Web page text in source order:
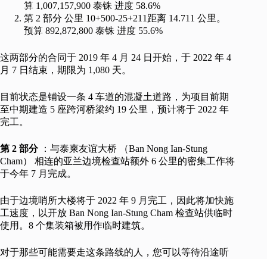
算 1,007,157,900 泰铢 进度 58.6%
第 2 部分 公里 10+500-25+211距离 14.711 公里。
预算 892,872,800 泰铢 进度 55.6%
这两部分的合同于 2019 年 4 月 24 日开始，于 2022 年 4
月 7 日结束，期限为 1,080 天。
目前状态是铺设一条 4 车道的混凝土道路，为项目前期
至中期建造 5 座跨河桥梁约 19 公里，预计将于 2022 年
完工。
第 2 部分 ：与泰柬友谊大桥 （Ban Nong Ian-Stung
Cham） 相连的亚兰边境检查站额外 6 公里的密集工作将
于今年 7 月完成。
由于边境哨所大楼将于 2022 年 9 月完工，因此将加快施
工速度，以开放 Ban Nong Ian-Stung Cham 检查站供临时
使用。8 个集装箱被用作临时建筑。
对于那些可能需要走这条路线的人，您可以等待沿途听